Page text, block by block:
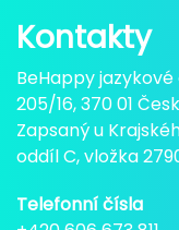
Kontakty
BeHappy
205/16, 370 01
Zapsaný u
oddíl C, vložka
Telefonní čísla